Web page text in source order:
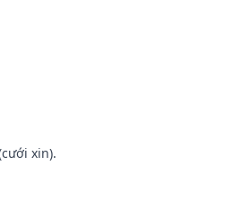
xin).